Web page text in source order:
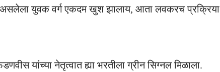
असलेला युवक वर्ग एकदम खुश झालाय, आता लवकरच प्रक्रिया
यांच्या नेतृत्वात ह्या भरतीला ग्रीन सिग्नल मिळाला.